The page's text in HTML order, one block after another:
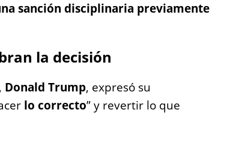
sanción disciplinaria previamente
la decisión
Donald Trump, expresó su
lo correcto” y revertir lo que